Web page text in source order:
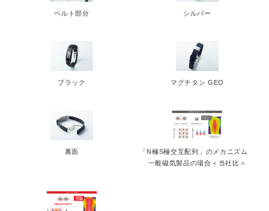
ベルト部分 シルバー
ブラック マグチタン GEO
裏面
「N極S極交互配列」のメカニズム
一般磁気製品の場合＜当社比＞
Japanese
English